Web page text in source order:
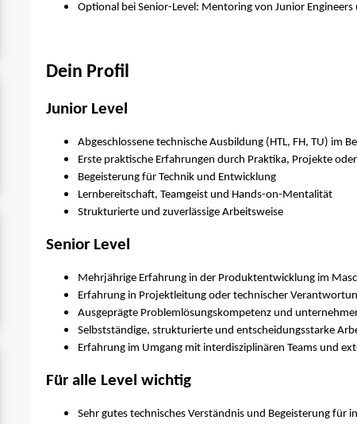
Optional bei Senior-Level: Mentoring von Junior
Dein Profil
Junior Level
Abgeschlossene technische Ausbildung (HTL, FH, TU) im
Erste praktische Erfahrungen durch Praktika, Projekte
Begeisterung für Technik und Entwicklung
Lernbereitschaft, Teamgeist und Hands-on-Mentalität
Strukturierte und zuverlässige Arbeitsweise
Senior Level
Mehrjährige Erfahrung in der Produktentwicklung im
Erfahrung in Projektleitung oder technischer
Ausgeprägte Problemlösungskompetenz und
Selbstständige, strukturierte und entscheidungsstarke
Erfahrung im Umgang mit interdisziplinären Teams und
Für alle Level wichtig
Sehr gutes technisches Verständnis und Begeisterung für